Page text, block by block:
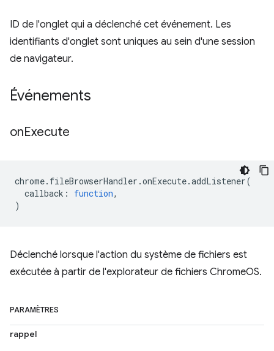
ID de l'onglet qui a déclenché cet événement. Les
identifiants d'onglet sont uniques au sein d'une session
de navigateur.
Événements
onExecute
chrome. fileBrowserHandler .onExecute.addListener(
callback : function,
)
Déclenché lorsque l'action du système de fichiers est
exécutée à partir de l'explorateur de fichiers ChromeOS.
PARAMÈTRES
rappel